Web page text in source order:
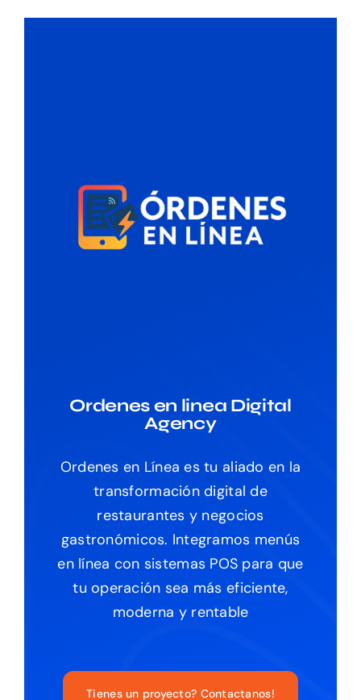
Ordenes en linea Digital
Agency
Ordenes en Línea es tu aliado en la
transformación digital de
restaurantes y negocios
gastronómicos. Integramos menús
en línea con sistemas POS para que
tu operación sea más eficiente,
moderna y rentable
Tienes un proyecto? Contactanos!